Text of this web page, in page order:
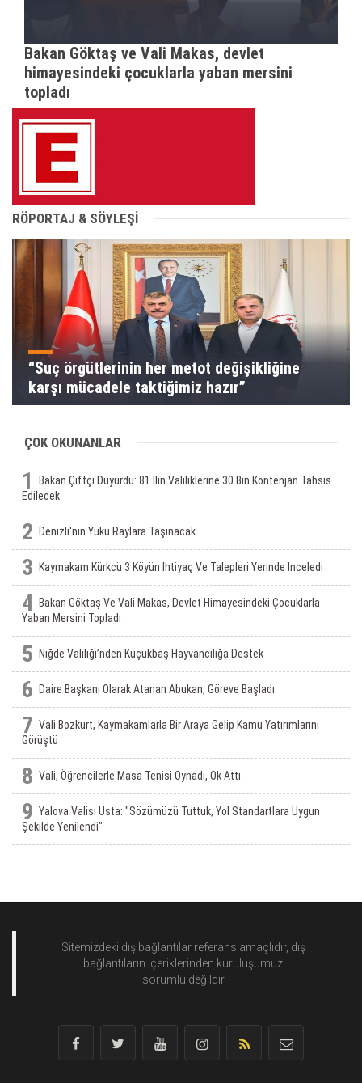
Bakan Göktaş ve Vali Makas, devlet
himayesindeki çocuklarla yaban mersini
topladı
RÖPORTAJ & SÖYLEŞİ
“Suç örgütlerinin her metot değişikliğine
karşı mücadele taktiğimiz hazır”
ÇOK OKUNANLAR
1
Bakan Çiftçi Duyurdu: 81 Ilin Valiliklerine 30 Bin Kontenjan Tahsis
Edilecek
2 Denizli'nin Yükü Raylara Taşınacak
3 Kaymakam Kürkcü 3 Köyün Ihtiyaç Ve Talepleri Yerinde Inceledi
4
Bakan Göktaş Ve Vali Makas, Devlet Himayesindeki Çocuklarla
Yaban Mersini Topladı
5 Niğde Valiliği’nden Küçükbaş Hayvancılığa Destek
6 Daire Başkanı Olarak Atanan Abukan, Göreve Başladı
7 Vali Bozkurt, Kaymakamlarla Bir Araya Gelip Kamu Yatırımlarını
Görüştü
8 Vali, Öğrencilerle Masa Tenisi Oynadı, Ok Attı
9 Yalova Valisi Usta: "Sözümüzü Tuttuk, Yol Standartlara Uygun
Şekilde Yenilendi"
Sitemizdeki dış bağlantılar referans amaçlıdır, dış
bağlantıların içeriklerinden kuruluşumuz
sorumlu değildir